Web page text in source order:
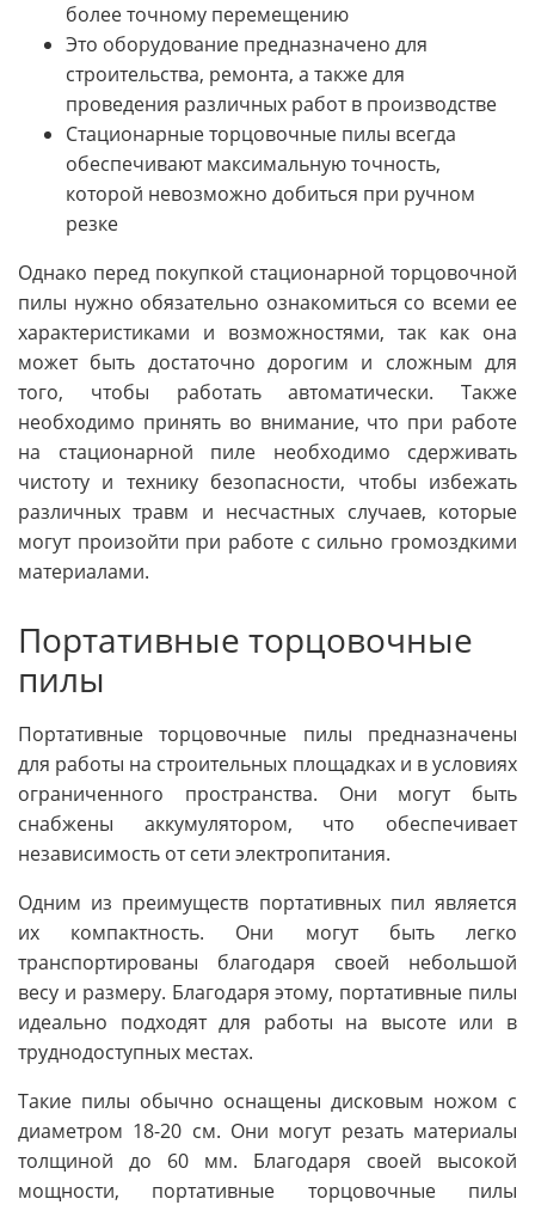
более точному перемещению
Это оборудование предназначено для
строительства, ремонта, а также для
проведения различных работ в производстве
Стационарные торцовочные пилы всегда
обеспечивают максимальную точность,
которой невозможно добиться при ручном
резке
Однако перед покупкой стационарной торцовочной
пилы нужно обязательно ознакомиться со всеми ее
характеристиками и возможностями, так как она
может быть достаточно дорогим и сложным для
того, чтобы работать автоматически. Также
необходимо принять во внимание, что при работе
на стационарной пиле необходимо сдерживать
чистоту и технику безопасности, чтобы избежать
различных травм и несчастных случаев, которые
могут произойти при работе с сильно громоздкими
материалами.
Портативные торцовочные
пилы
Портативные торцовочные пилы предназначены
для работы на строительных площадках и в условиях
ограниченного пространства. Они могут быть
снабжены аккумулятором, что обеспечивает
независимость от сети электропитания.
Одним из преимуществ портативных пил является
их компактность. Они могут быть легко
транспортированы благодаря своей небольшой
весу и размеру. Благодаря этому, портативные пилы
идеально подходят для работы на высоте или в
труднодоступных местах.
Такие пилы обычно оснащены дисковым ножом с
диаметром 18-20 см. Они могут резать материалы
толщиной до 60 мм. Благодаря своей высокой
мощности, портативные торцовочные пилы